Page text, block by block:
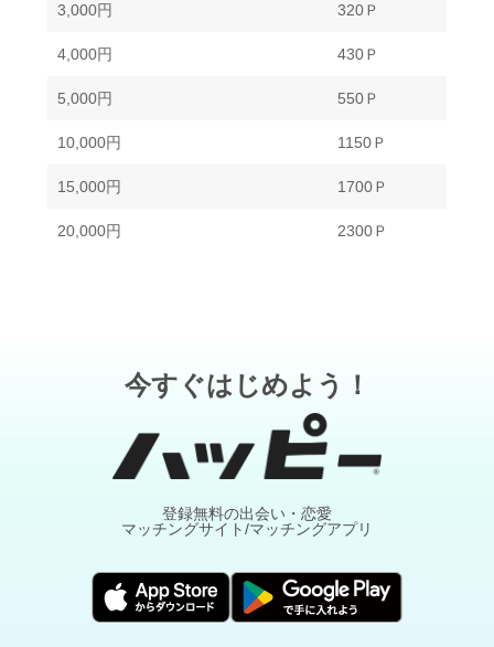
3,000円 320Ｐ
4,000円 430Ｐ
5,000円 550Ｐ
10,000円 1150Ｐ
15,000円 1700Ｐ
20,000円 2300Ｐ
今すぐはじめよう！
登録無料の出会い・恋愛
マッチングサイト/マッチングアプリ